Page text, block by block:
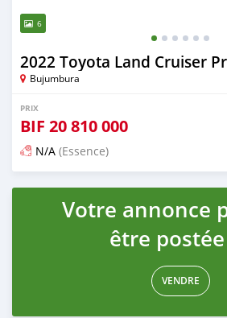
6
2022 Toyota Land Cruiser
Bujumbura
PRIX
BIF 20 810 000
N/A (Essence)
Publié il y a 3 mois
Votre annonce
être
VENDRE